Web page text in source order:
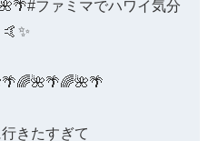
#ファミマでハワイ気分
🤙✨
きたすぎて